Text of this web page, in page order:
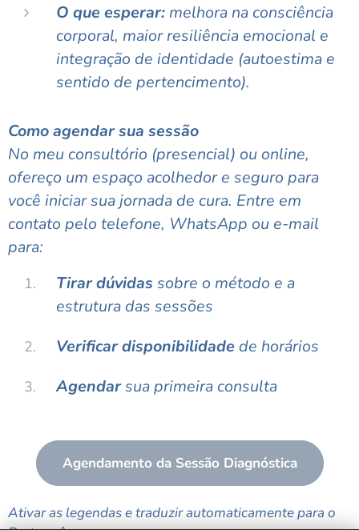
O que esperar: melhora na consciência
corporal, maior resiliência emocional e
integração de identidade (autoestima e
sentido de pertencimento).
Como agendar sua sessão
No meu consultório (presencial) ou online,
ofereço um espaço acolhedor e seguro para
você iniciar sua jornada de cura. Entre em
contato pelo telefone, WhatsApp ou e-mail
para:
Tirar dúvidas sobre o método e a
estrutura das sessões
Verificar disponibilidade de horários
Agendarsua primeira consulta
Agendamento da Sessão Diagnóstica
Ativar as legendas e traduzir automaticamente para o